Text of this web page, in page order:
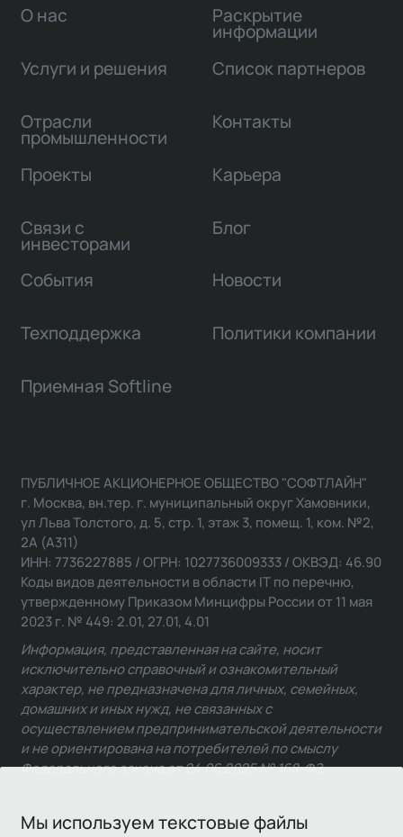
Мы используем текстовые файлы
О нас
Услуги и решения
Отрасли
промышленности
Проекты
Связи с
инвесторами
Раскрытие
информации
Список партнеров
Контакты
Карьера
Блог
События Новости
Техподдержка Политики компании
Приемная Softline
ПУБЛИЧНОЕ АКЦИОНЕРНОЕ ОБЩЕСТВО "СОФТЛАЙН"
г. Москва, вн.тер. г. муниципальный округ Хамовники,
ул Льва Толстого, д. 5, стр. 1, этаж 3, помещ. 1, ком. №2,
2А (А311)
ИНН: 7736227885 / ОГРН: 1027736009333 / ОКВЭД: 46.90
Коды видов деятельности в области IT по перечню,
утвержденному Приказом Минцифры России от 11 мая
2023 г. № 449: 2.01, 27.01, 4.01
Информация, представленная на сайте, носит
исключительно справочный и ознакомительный
характер, не предназначена для личных, семейных,
домашних и иных нужд, не связанных с
осуществлением предпринимательской деятельности
и не ориентирована на потребителей по смыслу
Федерального закона от 24.06.2025 № 168-ФЗ.